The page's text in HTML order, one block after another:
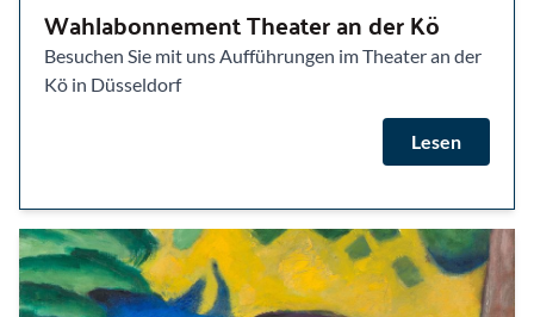
Wahlabonnement Theater an der Kö
Besuchen Sie mit uns Aufführungen im Theater an der
Kö in Düsseldorf
Lesen